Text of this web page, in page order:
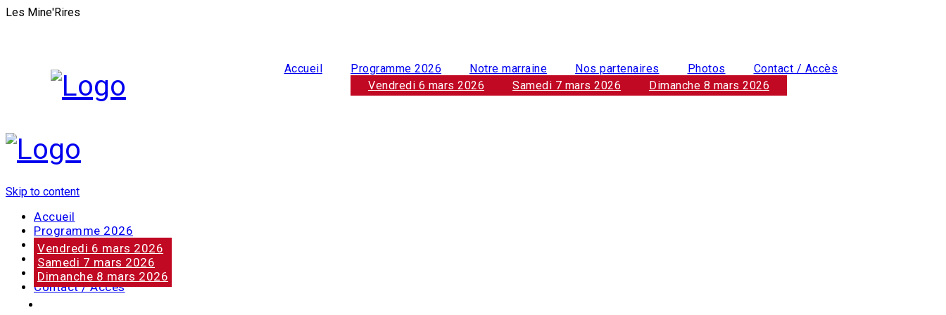
Les Mine'Rires
Accueil
Programme 2026
Vendredi 6 mars 2026
Samedi 7 mars 2026 Dimanche 8 mars 2026
Notre marraine Nos partenaires Photos Contact / Accès
Skip to content
Accueil
Programme 2026
Vendredi 6 mars 2026
Samedi 7 mars 2026
Dimanche 8 mars 2026
Notre marraine
Nos partenaires
Photos
Contact / Accès